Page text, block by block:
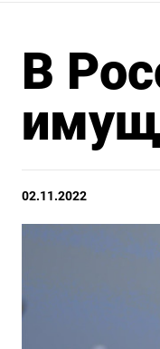
В
02.11.2022